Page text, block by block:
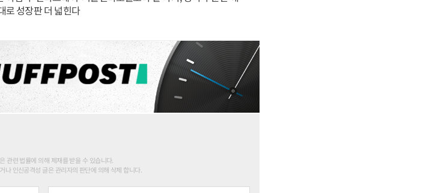
로 성장판 더 넓힌다
관련 법률에 의해 제재를 받을 수 있습니다.
나 인신공격성 글은 관리자의 판단에 의해 삭제 합니다.